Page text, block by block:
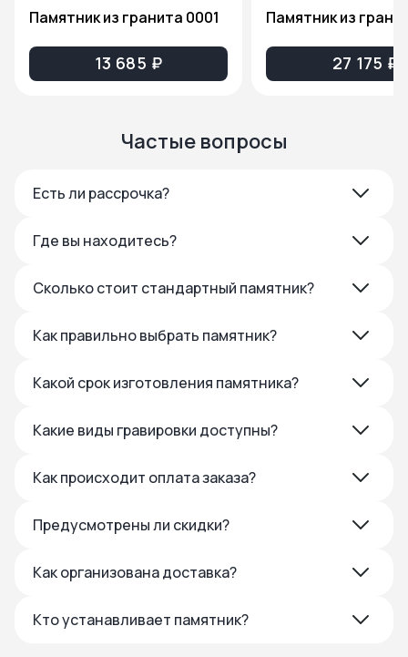
Памятник из гранита 0001
13 685 ₽ 27 175 ₽
Частые вопросы
Есть ли рассрочка?
Где вы находитесь?
Сколько стоит стандартный памятник?
Как правильно выбрать памятник?
Какой срок изготовления памятника?
Какие виды гравировки доступны?
Как происходит оплата заказа?
Предусмотрены ли скидки?
Как организована доставка?
Кто устанавливает памятник?